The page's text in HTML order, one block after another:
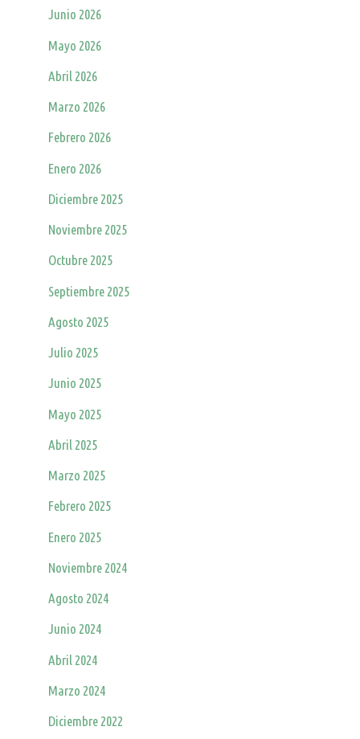
Junio 2026
Mayo 2026
Abril 2026
Marzo 2026
Febrero 2026
Enero 2026
Diciembre 2025
Noviembre 2025
Octubre 2025
Septiembre 2025
Agosto 2025
Julio 2025
Junio 2025
Mayo 2025
Abril 2025
Marzo 2025
Febrero 2025
Enero 2025
Noviembre 2024
Agosto 2024
Junio 2024
Abril 2024
Marzo 2024
Diciembre 2022